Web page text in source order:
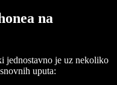
na
jednostavno je uz nekoliko
uputa: